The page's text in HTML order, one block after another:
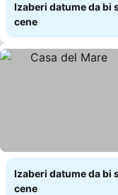
Izaberi datume da bi
cene
Izaberi datume da bi
cene